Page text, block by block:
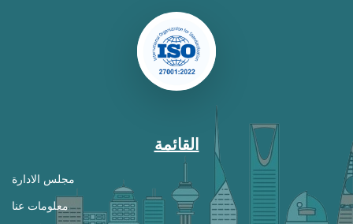
القائمة
مجلس الادارة
معلومات عنا